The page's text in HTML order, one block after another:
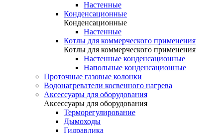
Настенные
Конденсационные
Конденсационные
Настенные
Котлы для коммерческого применения
Котлы для коммерческого применения
Настенные конденсационные
Напольные конденсационные
Проточные газовые колонки
Водонагреватели косвенного нагрева
Аксессуары для оборудования
Аксессуары для оборудования
Терморегулирование
Дымоходы
Гидравлика